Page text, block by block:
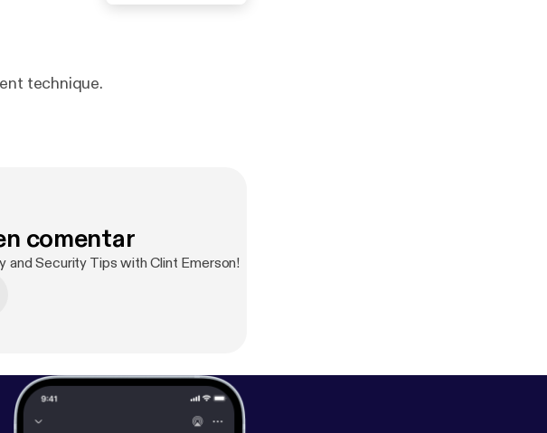
technique.
comentar
and Security Tips with Clint Emerson!